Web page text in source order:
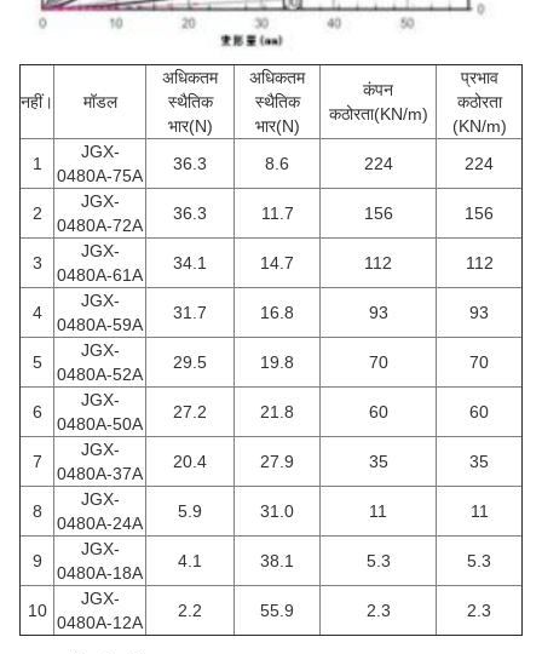
नहीं। मॉडल
अधिकतम
स्थैतिक
भार(N)
अधिकतम
स्थैतिक
भार(N)
कंपन
कठोरता(KN/m)
प्रभाव
कठोरता
(KN/m)
1
JGX-
0480A-75A
36.3 8.6 224 224
2
JGX-
0480A-72A
36.3 11.7 156 156
3
JGX-
0480A-61A
34.1 14.7 112 112
4
JGX-
0480A-59A
31.7 16.8 93 93
5
JGX-
0480A-52A
29.5 19.8 70 70
6
JGX-
0480A-50A
27.2 21.8 60 60
7
JGX-
0480A-37A
20.4 27.9 35 35
8
JGX-
0480A-24A
5.9 31.0 11 11
9
JGX-
0480A-18A
4.1 38.1 5.3 5.3
10
JGX-
0480A-12A
2.2 55.9 2.3 2.3